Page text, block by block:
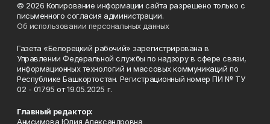
© 2026 Копирование информации сайта разрешено только с
письменного согласия администрации.
Об использовании персональных данных
Газета «Белорецкий рабочий» зарегистрирована в
Управлении Федеральной службы по надзору в сфере связи,
информационных технологий и массовых коммуникаций по
Республике Башкортостан. Регистрационный номер ПИ № ТУ
02 - 01795 от 19.05.2025 г.
Главный редактор:
Анисимова Юлия Александровна